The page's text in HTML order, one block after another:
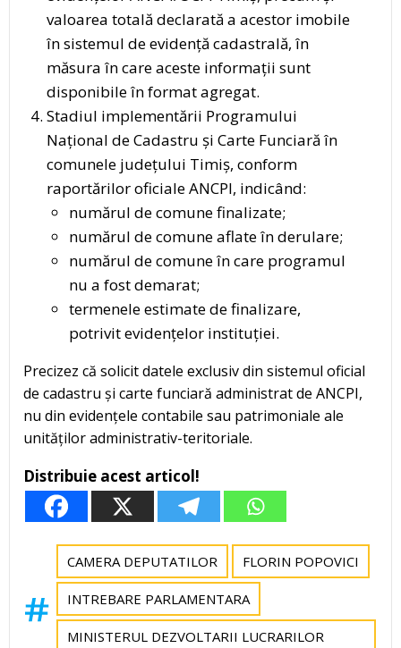
valoarea totală declarată a acestor imobile
în sistemul de evidență cadastrală, în
măsura în care aceste informații sunt
disponibile în format agregat.
Stadiul implementării Programului
Național de Cadastru și Carte Funciară în
comunele județului Timiș, conform
raportărilor oficiale ANCPI, indicând:
numărul de comune finalizate;
numărul de comune aflate în derulare;
numărul de comune în care programul
nu a fost demarat;
termenele estimate de finalizare,
potrivit evidențelor instituției.
Precizez că solicit datele exclusiv din sistemul oficial
de cadastru și carte funciară administrat de ANCPI,
nu din evidențele contabile sau patrimoniale ale
unităților administrativ-teritoriale.
Distribuie acest articol!
CAMERA DEPUTATILOR FLORIN POPOVICI
INTREBARE PARLAMENTARA
MINISTERUL DEZVOLTARII LUCRARILOR